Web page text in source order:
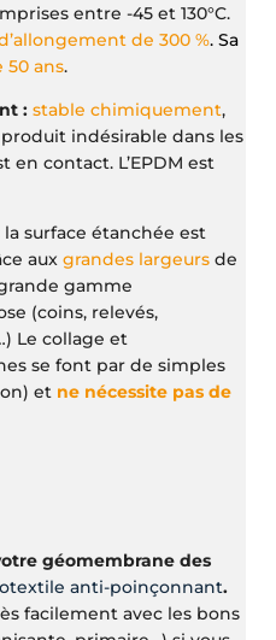
entre -45 et 130°C.
de 300 %. Sa
50 ans.
: stable chimiquement,
produit indésirable dans les
en contact. L’EPDM est
la surface étanchée est
auxgrandes largeurs de
gamme
(coins, relevés,
Le collage et
se font par de simples
et ne nécessite pas de
géomembrane des
anti-poinçonnant.
facilement avec les bons